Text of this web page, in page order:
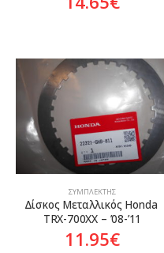
ΣΥΜΠΛΈΚΤΗΣ
Δίσκος Μεταλλικός Honda
TRX-700XX – ’08-’11
11.95€